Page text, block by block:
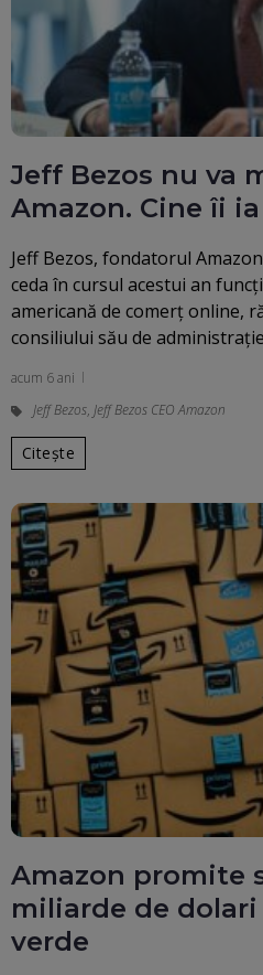
Jeff Bezos nu va
Amazon. Cine îi
Jeff Bezos, fondatorul
ceda în cursul acestui an
americană de comerţ online,
consiliului său de
acum 6 ani
Jeff Bezos, Jeff Bezos CEO Amazon
Citește
Amazon promite
miliarde de
verde